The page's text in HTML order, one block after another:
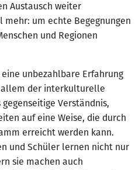
Austausch weiter
mehr: um echte Begegnungen
und Regionen
unbezahlbare Erfahrung
allem der interkulturelle
Verständnis,
auf eine Weise, die durch
erreicht werden kann.
und Schüler lernen nicht nur
sie machen auch